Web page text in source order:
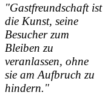
"Gastfreundschaft ist
die Kunst, seine
Besucher zum
Bleiben zu
veranlassen, ohne
sie am Aufbruch zu
hindern."